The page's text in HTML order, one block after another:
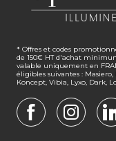
* Offres et codes
de 150€ HT d'achat
valable uniquement en
éligibles suivantes :
Koncept, Vibia, Lyxo, Dark,